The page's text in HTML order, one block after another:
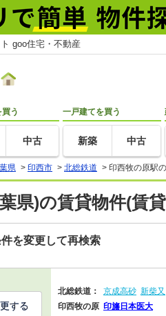
goo住宅・不動産
う
中古
一戸建てを買う
新築 中古
県 > 印西市 > 北総鉄道 > 印西牧の原駅
県)の賃貸物件(賃
を変更して再検索
北総鉄道： 京成高砂 新柴又
印西牧の原 印旛日本医大
する